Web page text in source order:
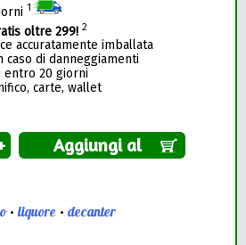
1
oltre 299! 2
accuratamente imballata
caso di danneggiamenti
entro 20 giorni
carte, wallet
Aggiungi al
•liquore •decanter